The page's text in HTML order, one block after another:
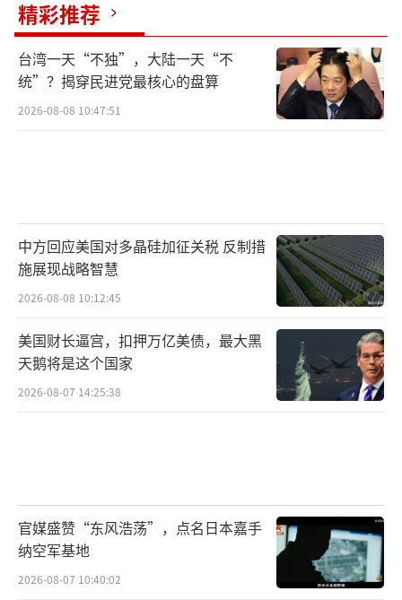
精彩推荐
台湾一天“不独”，大陆一天“不
统”？揭穿民进党最核心的盘算
2026-08-08 10:47:51
中方回应美国对多晶硅加征关税 反制措
施展现战略智慧
2026-08-08 10:12:45
美国财长逼宫，扣押万亿美债，最大黑
天鹅将是这个国家
2026-08-07 14:25:38
官媒盛赞“东风浩荡”，点名日本嘉手
纳空军基地
2026-08-07 10:40:02